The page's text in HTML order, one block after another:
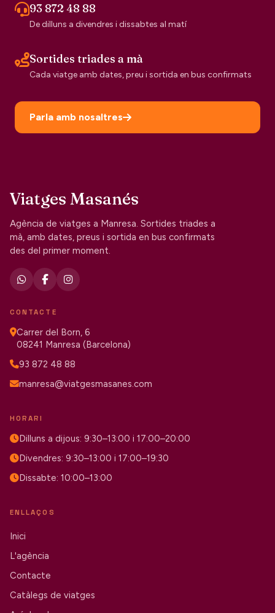
93 872 48 88
De dilluns a divendres i dissabtes al matí
Sortides triades a mà
Cada viatge amb dates, preu i sortida en bus confirmats
Parla amb nosaltres
Viatges Masanés
Agència de viatges a Manresa. Sortides triades a
mà, amb dates, preus i sortida en bus confirmats
des del primer moment.
CONTACTE
Carrer del Born, 6
08241 Manresa (Barcelona)
93 872 48 88
manresa@viatgesmasanes.com
HORARI
Dilluns a dijous: 9:30–13:00 i 17:00–20:00
Divendres: 9:30–13:00 i 17:00–19:30
Dissabte: 10:00–13:00
ENLLAÇOS
Inici
L'agència
Contacte
Catàlegs de viatges